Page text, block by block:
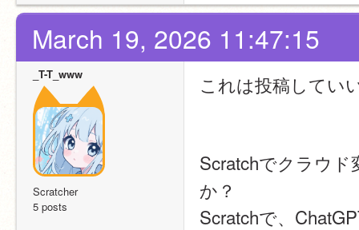
March 19, 2026 11:47:15
_T-T_www
Scratcher
5 posts
これは投稿してい
Scratchでクラウ
か？
Scratchで、